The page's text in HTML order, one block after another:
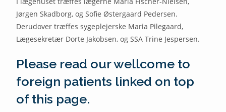
Jørgen Skadborg, og Sofie Østergaard Pedersen.
Derudover træffes sygeplejerske Maria Pilegaard,
Lægesekretær Dorte Jakobsen, og SSA Trine Jespersen.
Please read our wellcome to
foreign patients linked on top
of this page.